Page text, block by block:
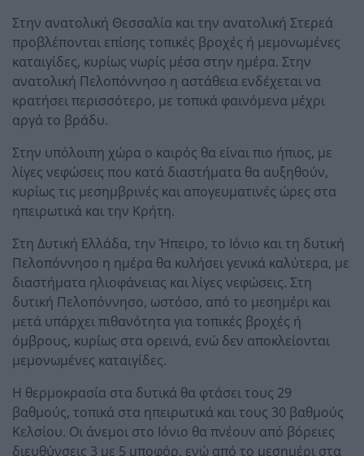
Στην ανατολική Θεσσαλία και την ανατολική Στερεά
προβλέπονται επίσης τοπικές βροχές ή μεμονωμένες
καταιγίδες, κυρίως νωρίς μέσα στην ημέρα. Στην
ανατολική Πελοπόννησο η αστάθεια ενδέχεται να
κρατήσει περισσότερο, με τοπικά φαινόμενα μέχρι
αργά το βράδυ.
Στην υπόλοιπη χώρα ο καιρός θα είναι πιο ήπιος, με
λίγες νεφώσεις που κατά διαστήματα θα αυξηθούν,
κυρίως τις μεσημβρινές και απογευματινές ώρες στα
ηπειρωτικά και την Κρήτη.
Στη Δυτική Ελλάδα, την Ήπειρο, το Ιόνιο και τη δυτική
Πελοπόννησο η ημέρα θα κυλήσει γενικά καλύτερα, με
διαστήματα ηλιοφάνειας και λίγες νεφώσεις. Στη
δυτική Πελοπόννησο, ωστόσο, από το μεσημέρι και
μετά υπάρχει πιθανότητα για τοπικές βροχές ή
όμβρους, κυρίως στα ορεινά, ενώ δεν αποκλείονται
μεμονωμένες καταιγίδες.
Η θερμοκρασία στα δυτικά θα φτάσει τους 29
βαθμούς, τοπικά στα ηπειρωτικά και τους 30 βαθμούς
Κελσίου. Οι άνεμοι στο Ιόνιο θα πνέουν από βόρειες
διευθύνσεις 3 με 5 μποφόρ, ενώ από το μεσημέρι στα